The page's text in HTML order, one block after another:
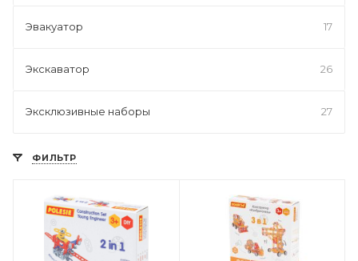
Эвакуатор 17
Экскаватор 26
Эксклюзивные наборы 27
ФИЛЬТР